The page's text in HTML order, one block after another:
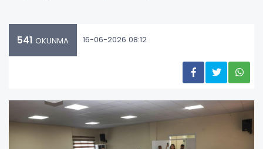
541 OKUNMA 16-06-2026 08:12